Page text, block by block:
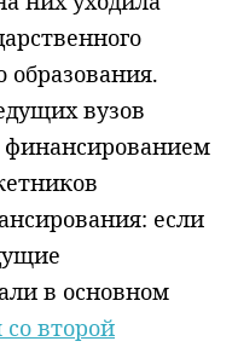
вузов
если
в основном
второй